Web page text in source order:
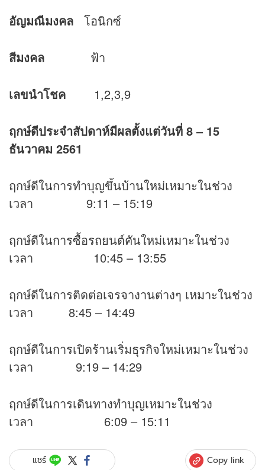
อัญมณีมงคล โอนิกซ์
สีมงคล ฟ้า
เลขนำโชค 1,2,3,9
ฤกษ์ดีประจำสัปดาห์มีผลตั้งแต่วันที่ 8 – 15
ธันวาคม 2561
ฤกษ์ดีในการทำบุญขึ้นบ้านใหม่เหมาะในช่วง
เวลา 9:11 – 15:19
ฤกษ์ดีในการซื้อรถยนต์คันใหม่เหมาะในช่วง
เวลา 10:45 – 13:55
ฤกษ์ดีในการติดต่อเจรจางานต่างๆ เหมาะในช่วง
เวลา 8:45 – 14:49
ฤกษ์ดีในการเปิดร้านเริ่มธุรกิจใหม่เหมาะในช่วง
เวลา 9:19 – 14:29
ฤกษ์ดีในการเดินทางทำบุญเหมาะในช่วง
เวลา 6:09 – 15:11
แชร์ Copy link